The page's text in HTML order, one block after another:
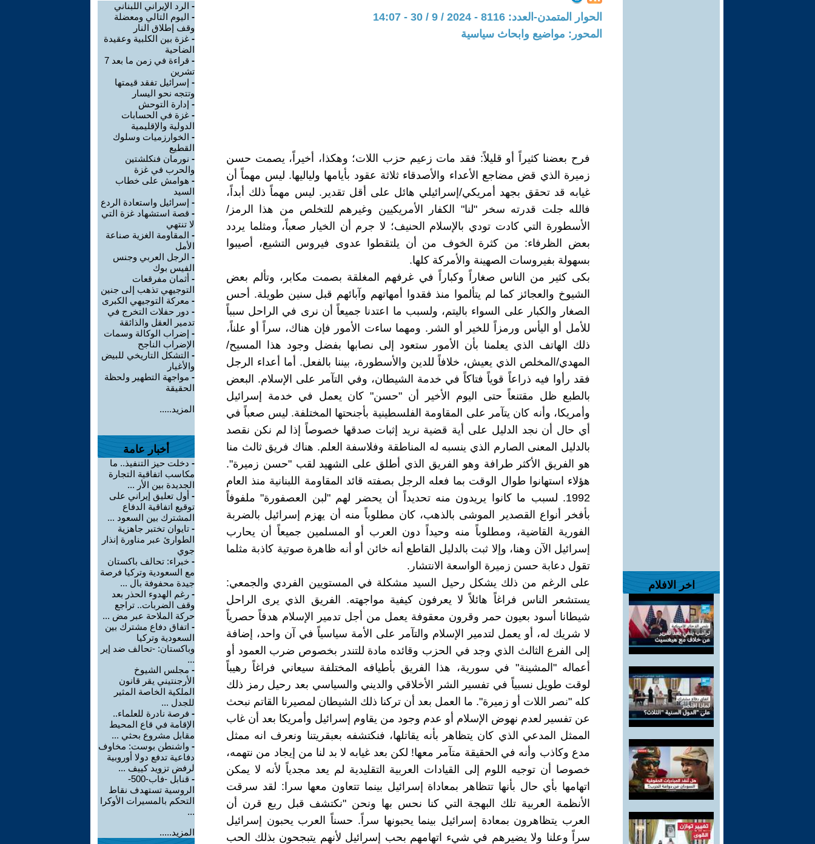
اخر الافلام
الحوار المتمدن-العدد: 8116 - 2024 / 9 / 30 - 14:07
المحور: مواضيع وابحاث سياسية
فرح بعضنا كثيراً أو قليلاً: فقد مات زعيم حزب اللات؛ وهكذا، أخيراً، يصمت حسن
زميرة الذي قض مضاجع الأعداء والأصدقاء ثلاثة عقود بأيامها ولياليها. ليس مهماً أن
غيابه قد تحقق بجهد أمريكي/إسرائيلي هائل على أقل تقدير. ليس مهماً ذلك أبداً،
فالله جلت قدرته سخر "لنا" الكفار الأمريكيين وغيرهم للتخلص من هذا الرمز/
الأسطورة التي كادت تودي بالإسلام الحنيف؛ لا جرم أن الخيار صعباً، ومثلما يردد
بعض الظرفاء: من كثرة الخوف من أن يلتقطوا عدوى فيروس التشيع، أصيبوا
بسهولة بفيروسات الصهينة والأمركة كلها.
بكى كثير من الناس صغاراً وكباراً في غرفهم المغلقة بصمت مكابر، وتألم بعض
الشيوخ والعجائز كما لم يتألموا منذ فقدوا أمهاتهم وآبائهم قبل سنين طويلة. أحس
الصغار والكبار على السواء باليتم، ولسبب ما اعتدنا جميعاً أن نرى في الراحل سبباً
للأمل أو اليأس ورمزاً للخير أو الشر. ومهما ساءت الأمور فإن هناك، سراً أو علناً،
ذلك الهاتف الذي يعلمنا بأن الأمور ستعود إلى نصابها بفضل وجود هذا المسيح/
المهدي/المخلص الذي يعيش، خلافاً للدين والأسطورة، بيننا بالفعل. أما أعداء الرجل
فقد رأوا فيه ذراعاً قوياً فتاكاً في خدمة الشيطان، وفي التآمر على الإسلام. البعض
بالطبع ظل مقتنعاً حتى اليوم الأخير أن "حسن" كان يعمل في خدمة إسرائيل
وأمريكا، وأنه كان يتآمر على المقاومة الفلسطينية بأجنحتها المختلفة. ليس صعباً في
أي حال أن نجد الدليل على أية قضية نريد إثبات صدقها خصوصاً إذا لم نكن نقصد
بالدليل المعنى الصارم الذي ينسبه له المناطقة وفلاسفة العلم. هناك فريق ثالث منا
هو الفريق الأكثر طرافة وهو الفريق الذي أطلق على الشهيد لقب "حسن زميرة".
هؤلاء استهانوا طوال الوقت بما فعله الرجل بصفته قائد المقاومة اللبنانية منذ العام
1992. لسبب ما كانوا يريدون منه تحديداً أن يحضر لهم "لبن العصفورة" ملفوفاً
بأفخر أنواع القصدير الموشى بالذهب، كان مطلوباً منه أن يهزم إسرائيل بالضربة
الفورية القاضية، ومطلوباً منه وحيداً دون العرب أو المسلمين جميعاً أن يحارب
إسرائيل الآن وهنا، وإلا ثبت بالدليل القاطع أنه خائن أو أنه ظاهرة صوتية كاذبة مثلما
تقول دعابة حسن زميرة الواسعة الانتشار.
على الرغم من ذلك يشكل رحيل السيد مشكلة في المستويين الفردي والجمعي:
يستشعر الناس فراغاً هائلاً لا يعرفون كيفية مواجهته. الفريق الذي يرى الراحل
شيطانا أسود بعيون حمر وقرون معقوفة يعمل من أجل تدمير الإسلام هدفاً حصرياً
لا شريك له، أو يعمل لتدمير الإسلام والتآمر على الأمة سياسياً في آن واحد، إضافة
إلى الفرع الثالث الذي وجد في الحزب وقائده مادة للتندر بخصوص ضرب العمود أو
أعماله "المشينة" في سورية، هذا الفريق بأطيافه المختلفة سيعاني فراغاً رهيباً
لوقت طويل نسبياً في تفسير الشر الأخلاقي والديني والسياسي بعد رحيل رمز ذلك
كله "نصر اللات أو زميرة". ما العمل بعد أن تركنا ذلك الشيطان لمصيرنا القاتم نبحث
عن تفسير لعدم نهوض الإسلام أو عدم وجود من يقاوم إسرائيل وأمريكا بعد أن غاب
الممثل المدعي الذي كان يتظاهر بأنه يقاتلها، فنكتشفه بعبقريتنا ونعرف انه ممثل
مدع وكاذب وأنه في الحقيقة متآمر معها! لكن بعد غيابه لا بد لنا من إيجاد من نتهمه،
خصوصا أن توجيه اللوم إلى القيادات العربية التقليدية لم يعد مجدياً لأنه لا يمكن
اتهامها بأي حال بأنها تتظاهر بمعاداة إسرائيل بينما تتعاون معها سرا: لقد سرقت
الأنظمة العربية تلك البهجة التي كنا نحس بها ونحن "نكتشف قبل ربع قرن أن
العرب يتظاهرون بمعادة إسرائيل بينما يحبونها سراً. حسناً العرب يحبون إسرائيل
سراً وعلنا ولا يضيرهم في شيء اتهامهم بحب إسرائيل لأنهم يتبجحون بذلك الحب
- الرد الإيراني اللبناني
- اليوم التالي ومعضلة
وقف إطلاق النار
- غزة بين الكلبية وعقيدة
الضاحية
-
قراءة في زمن ما بعد 7
تشرين
- إسرائيل تفقد قيمتها
وتتجه نحو اليسار
- إدارة التوحش
- غزة في الحسابات
الدولية والإقليمية
- الخوارزميات وسلوك
القطيع
- نورمان فنكلشتين
والحرب في غزة
- هوامش على خطاب
السيد
- إسرائيل واستعادة الردع
- قصة استشهاد غزة التي
لا تنتهي
- المقاومة الغزية صناعة
الأمل
- الرجل العربي وجنس
الفيس بوك
- أثمان مفرقعات
التوجيهي تذهب إلى جنين
- معركة التوجيهي الكبرى
- دور حفلات التخرج في
تدمير العقل والذائقة
- إضراب الوكالة وسمات
الإضراب الناجح
- التشكل التاريخي للبيض
والأغيار
- مواجهة التطهير ولحظة
الحقيقة
المزيد.....
أخبار عامة
- دخلت حيز التنفيذ.. ما
مكاسب اتفاقية التجارة
الجديدة بين الأر ...
- أول تعليق إيراني على
توقيع اتفاقية الدفاع
المشترك بين السعود ...
- تايوان تختبر جاهزية
الطوارئ عبر مناورة إنذار
جوي
- خبراء: تحالف باكستان
مع السعودية وتركيا فرصة
جيدة محفوفة بال ...
- رغم الهدوء الحذر بعد
وقف الضربات.. تراجع
حركة الملاحة عبر مض ...
- اتفاق دفاع مشترك بين
السعودية وتركيا
وباكستان: -تحالف ضد إير
...
- مجلس الشيوخ
الأرجنتيني يقر قانون
الملكية الخاصة المثير
للجدل ...
- فرصة نادرة للعلماء..
الإقامة في قاع المحيط
مقابل مشروع بحثي ...
- واشنطن بوست: مخاوف
دفاعية تدفع دولا أوروبية
لرفض تزويد كييف ...
-
قنابل -فاب-500-
الروسية تستهدف نقاط
التحكم بالمسيرات الأوكرا
...
المزيد.....